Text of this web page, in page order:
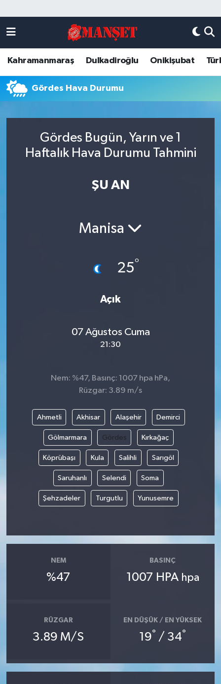
Kahramanmaraş Dulkadiroğlu Onikişubat
Gördes Hava Durumu
Gördes Bugün, Yarın ve 1
Haftalık Hava Durumu Tahmini
ŞU AN
Manisa
25°
Açık
07 Ağustos Cuma
21:30
Nem: %47, Basınç: 1007 hpa hPa,
Rüzgar: 3.89 m/s
Ahmetli Akhisar Alaşehir Demirci
Gölmarmara Gördes Kırkağaç
Köprübaşı Kula Salihli Sarıgöl
Saruhanlı Selendi Soma
Şehzadeler Turgutlu Yunusemre
NEM
%47
BASINÇ
1007 HPA hpa
RÜZGAR
3.89 M/S
EN DÜŞÜK / EN YÜKSEK
19° / 34°
DULKADİROĞLU
KAHRAMANMARAŞ
ÖZEL HABER
Kahramanmaraş Nöbetçi Eczaneler
Kahramanmaraş Hava Durumu
Kahramanmaraş Trafik Yoğunluk Haritası
Tüm Manşetler